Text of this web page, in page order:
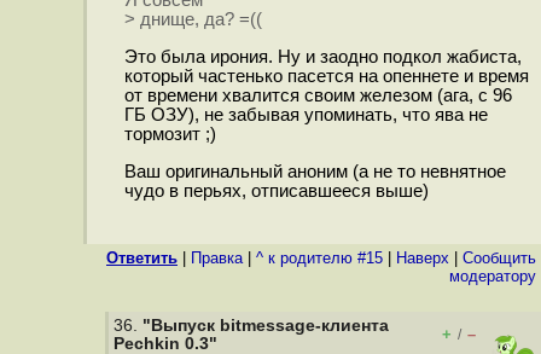
> днище, да? =((
Это была ирония. Ну и заодно подкол жабиста,
который частенько пасется на опеннете и время
от времени хвалится своим железом (ага, с 96
ГБ ОЗУ), не забывая упоминать, что ява не
тормозит ;)
Ваш оригинальный аноним (а не то невнятное
чудо в перьях, отписавшееся выше)
Ответить Правка| ^ к родителю #15 Наверх
Cообщить
модератору
36. "Выпуск bitmessage-клиента
Pechkin 0.3"
+ / –